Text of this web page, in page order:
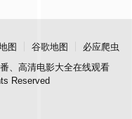
图 谷歌地图
必应爬虫
、高清电影大全在线观看
Reserved